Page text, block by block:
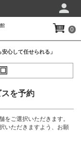
館
0
心して任せられる」
を予約
をご選択いただきます。
いただきますよう、お願